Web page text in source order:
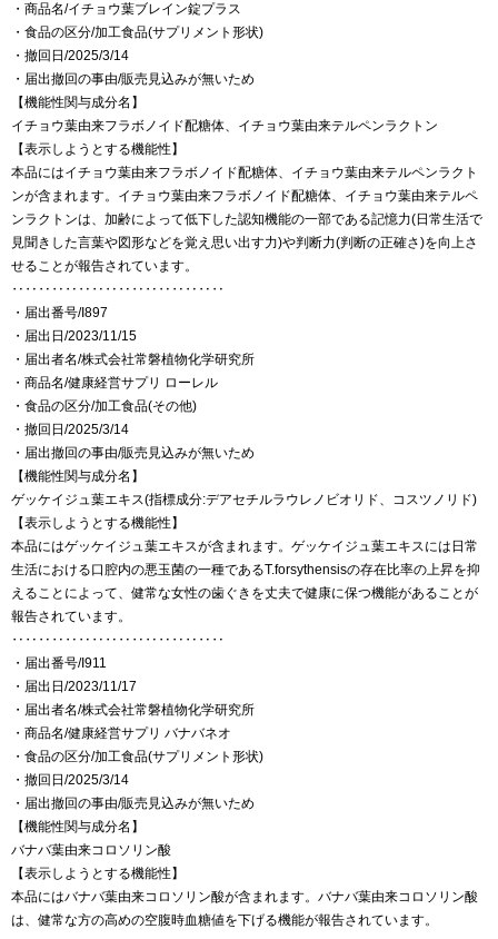
・商品名/イチョウ葉ブレイン錠プラス
・食品の区分/加工食品(サプリメント形状)
・撤回日/2025/3/14
・届出撤回の事由/販売見込みが無いため
【機能性関与成分名】
イチョウ葉由来フラボノイド配糖体、イチョウ葉由来テルペンラクトン
【表示しようとする機能性】
本品にはイチョウ葉由来フラボノイド配糖体、イチョウ葉由来テルペンラクト
ンが含まれます。イチョウ葉由来フラボノイド配糖体、イチョウ葉由来テルペ
ンラクトンは、加齢によって低下した認知機能の一部である記憶力(日常生活で
見聞きした言葉や図形などを覚え思い出す力)や判断力(判断の正確さ)を向上さ
せることが報告されています。
‥‥‥‥‥‥‥‥‥‥‥‥‥‥‥‥
・届出番号/I897
・届出日/2023/11/15
・届出者名/株式会社常磐植物化学研究所
・商品名/健康経営サプリ ローレル
・食品の区分/加工食品(その他)
・撤回日/2025/3/14
・届出撤回の事由/販売見込みが無いため
【機能性関与成分名】
ゲッケイジュ葉エキス(指標成分:デアセチルラウレノビオリド、コスツノリド)
【表示しようとする機能性】
本品にはゲッケイジュ葉エキスが含まれます。ゲッケイジュ葉エキスには日常
生活における口腔内の悪玉菌の一種であるT.forsythensisの存在比率の上昇を抑
えることによって、健常な女性の歯ぐきを丈夫で健康に保つ機能があることが
報告されています。
‥‥‥‥‥‥‥‥‥‥‥‥‥‥‥‥
・届出番号/I911
・届出日/2023/11/17
・届出者名/株式会社常磐植物化学研究所
・商品名/健康経営サプリ バナバネオ
・食品の区分/加工食品(サプリメント形状)
・撤回日/2025/3/14
・届出撤回の事由/販売見込みが無いため
【機能性関与成分名】
バナバ葉由来コロソリン酸
【表示しようとする機能性】
本品にはバナバ葉由来コロソリン酸が含まれます。バナバ葉由来コロソリン酸
は、健常な方の高めの空腹時血糖値を下げる機能が報告されています。